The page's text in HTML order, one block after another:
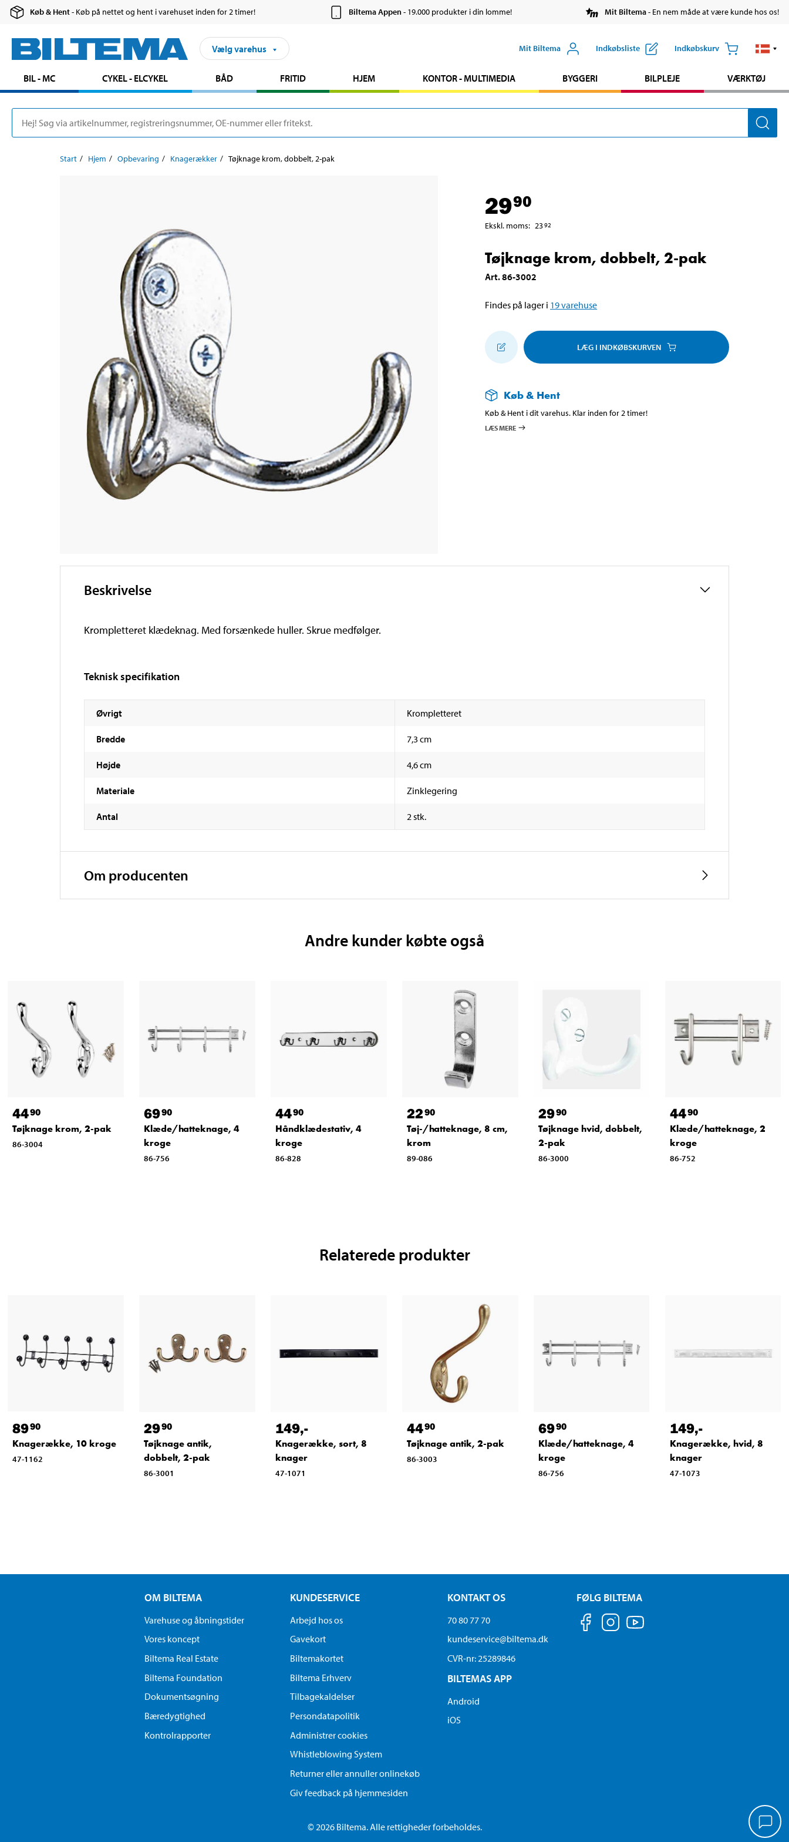
Køb & Hent- Køb på nettet og hent i varehuset inden for 2 timer! Biltema Appen- 19.000 produkter i din lomme! Mit Biltema- En nem måde at være kunde hos os!
Vælg varehus Mit Biltema Indkøbsliste Indkøbskurv
BIL - MC CYKEL - ELCYKEL BÅD FRITID HJEM KONTOR - MULTIMEDIA BYGGERI BILPLEJE VÆRKTØJ
Start Hjem Opbevaring Knagerækker Tøjknage krom, dobbelt, 2-pak
2990
Ekskl. moms: 2392
Tøjknage krom, dobbelt, 2-pak
Art.86-3002
Findes på lager i 19varehuse
LÆG I INDKØBSKURVEN
Køb & Hent
Køb & Hent i dit varehus. Klar inden for 2 timer!
LÆS MERE
Beskrivelse
Krompletteret klædeknag. Med forsænkede huller. Skrue medfølger.
Teknisk specifikation
Øvrigt Krompletteret
Bredde 7,3 cm
Højde 4,6 cm
Materiale Zinklegering
Antal 2 stk.
Om producenten
Andre kunder købte også
4490
Tøjknage krom, 2-pak
86-3004
6990
Klæde/hatteknage, 4
kroge
86-756
4490
Håndklædestativ, 4
kroge
86-828
2290
Tøj-/hatteknage, 8 cm,
krom
89-086
2990
Tøjknage hvid, dobbelt,
2-pak
86-3000
4490
Klæde/hatteknage, 2
kroge
86-752
Relaterede produkter
8990
Knagerække, 10 kroge
47-1162
2990
Tøjknage antik,
dobbelt, 2-pak
86-3001
149,-
Knagerække, sort, 8
knager
47-1071
4490
Tøjknage antik, 2-pak
86-3003
6990
Klæde/hatteknage, 4
kroge
86-756
149,-
Knagerække, hvid, 8
knager
47-1073
OM BILTEMA
Varehuse og åbningstider
Vores koncept
Biltema Real Estate
Biltema Foundation
Dokumentsøgning
Bæredygtighed
Kontrolrapporter
KUNDESERVICE
Arbejd hos os
Gavekort
Biltemakortet
Biltema Erhverv
Tilbagekaldelser
Persondatapolitik
Administrer cookies
Whistleblowing System
Returner eller annuller onlinekøb
Giv feedback på hjemmesiden
KONTAKT OS
70 80 77 70
kundeservice@biltema.dk
CVR-nr: 25289846
BILTEMAS APP
Android
iOS
FØLG BILTEMA
© 2026 Biltema. Alle rettigheder forbeholdes.